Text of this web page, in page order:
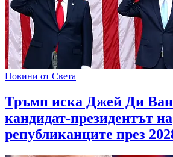
Новини от Света
Тръмп иска Джей Ди
кандидат-президентът на
републиканците през